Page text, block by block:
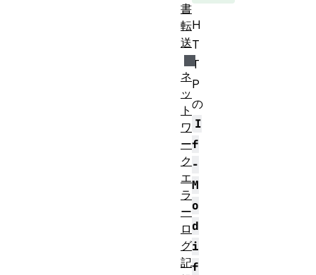
H
T
T
P
の
I
f
-
M
o
d
i
f
書
転
送
ネ
ッ
ト
ワ
ー
ク
エ
ラ
ー
ロ
グ
記